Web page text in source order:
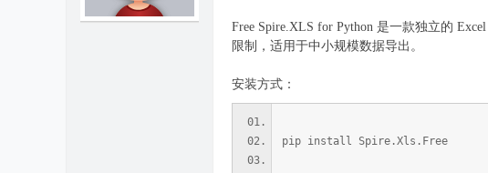
Free Spire.XLS for Python 是一款独立的
限制，适用于中小规模数据导出。
安装方式：
pip install Spire.Xls.Free